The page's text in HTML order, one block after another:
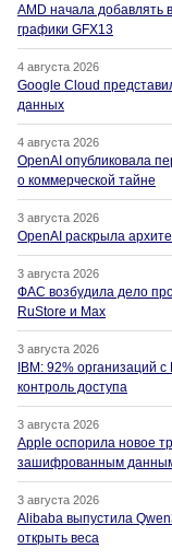
AMD начала добавлять
графики GFX13
4 августа 2026
Google Cloud
данных
4 августа 2026
OpenAI опубликовала
о коммерческой тайне
3 августа 2026
OpenAI раскрыла
3 августа 2026
ФАС возбудила дело
RuStore и Max
3 августа 2026
IBM: 92% организаций
контроль доступа
3 августа 2026
Apple оспорила новое
зашифрованным
3 августа 2026
Alibaba выпустила
открыть веса